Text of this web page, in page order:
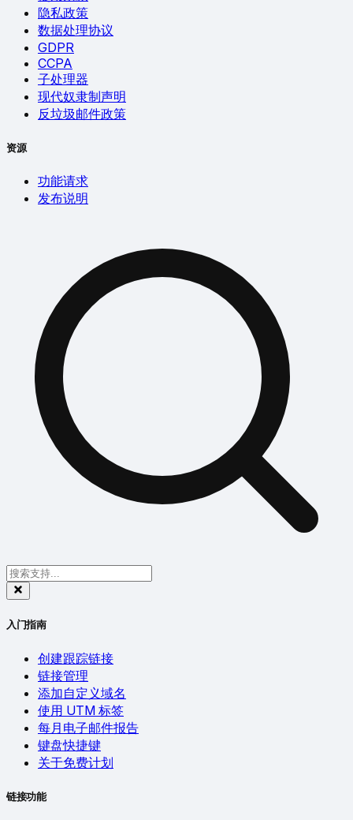
隐私政策
数据处理协议
GDPR
CCPA
子处理器
现代奴隶制声明
反垃圾邮件政策
资源
功能请求
发布说明
入门指南
创建跟踪链接
链接管理
添加自定义域名
使用 UTM 标签
每月电子邮件报告
键盘快捷键
关于免费计划
链接功能